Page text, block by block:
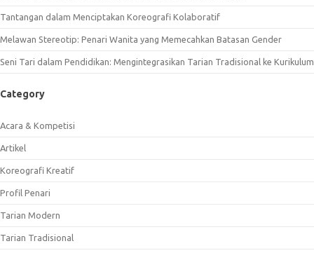
Tantangan dalam Menciptakan Koreografi Kolaboratif
Melawan Stereotip: Penari Wanita yang Memecahkan Batasan Gender
Seni Tari dalam Pendidikan: Mengintegrasikan Tarian Tradisional ke Kurikulum
Category
Acara & Kompetisi
Artikel
Koreografi Kreatif
Profil Penari
Tarian Modern
Tarian Tradisional